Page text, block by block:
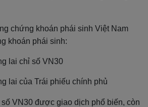
chứng khoán phái sinh Việt Nam
khoán phái sinh:
lai chỉ số VN30
lai của Trái phiếu chính phủ
VN30 được giao dịch phổ biến, còn